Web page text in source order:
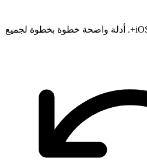
تثبيت بنقرة واحدة على iOS 17.4+. أدلة واضحة خطوة بخطوة لجميع